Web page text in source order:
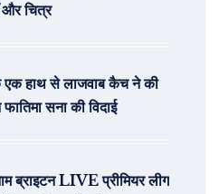
चित्र
एक हाथ से लाजवाब कैच ने की
सना की विदाई
ब्राइटन LIVE प्रीमियर लीग